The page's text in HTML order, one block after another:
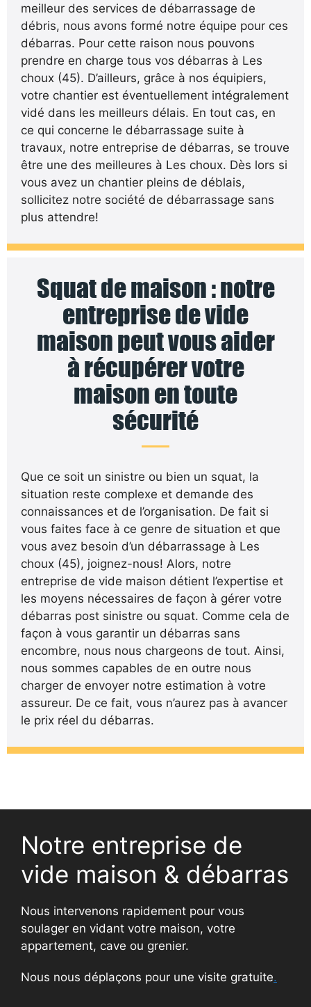
meilleur des services de débarrassage de
débris, nous avons formé notre équipe pour ces
débarras. Pour cette raison nous pouvons
prendre en charge tous vos débarras à Les
choux (45). D’ailleurs, grâce à nos équipiers,
votre chantier est éventuellement intégralement
vidé dans les meilleurs délais. En tout cas, en
ce qui concerne le débarrassage suite à
travaux, notre entreprise de débarras, se trouve
être une des meilleures à Les choux. Dès lors si
vous avez un chantier pleins de déblais,
sollicitez notre société de débarrassage sans
plus attendre!
Squat de maison : notre
entreprise de vide
maison peut vous aider
à récupérer votre
maison en toute
sécurité
Que ce soit un sinistre ou bien un squat, la
situation reste complexe et demande des
connaissances et de l’organisation. De fait si
vous faites face à ce genre de situation et que
vous avez besoin d’un débarrassage à Les
choux (45), joignez-nous! Alors, notre
entreprise de vide maison détient l’expertise et
les moyens nécessaires de façon à gérer votre
débarras post sinistre ou squat. Comme cela de
façon à vous garantir un débarras sans
encombre, nous nous chargeons de tout. Ainsi,
nous sommes capables de en outre nous
charger de envoyer notre estimation à votre
assureur. De ce fait, vous n’aurez pas à avancer
le prix réel du débarras.
Notre entreprise de
vide maison & débarras
Nous intervenons rapidement pour vous
soulager en vidant votre maison, votre
appartement, cave ou grenier.
Nous nous déplaçons pour une visite gratuite.